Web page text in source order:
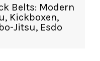
Belts: Modern
Kickboxen,
Jitsu, Esdo